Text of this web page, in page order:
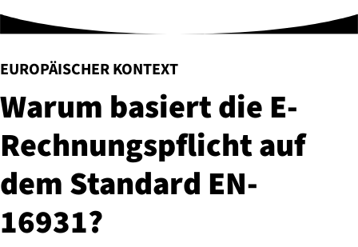
EUROPÄISCHER KONTEXT
:
Warum basiert die E-
Rech­nungs­pflicht auf
dem Standard EN-
16931?